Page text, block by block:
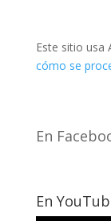
Este sitio usa
cómo se
En
En